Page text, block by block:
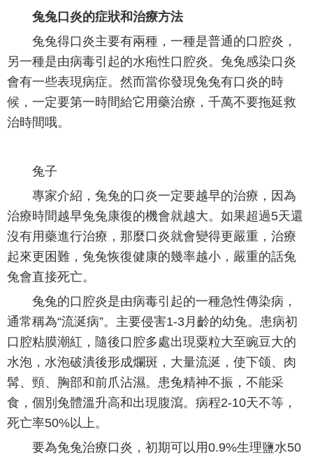
兔兔口炎的症狀和治療方法
兔兔得口炎主要有兩種，一種是普通的口腔炎，
另一種是由病毒引起的水疱性口腔炎。兔兔感染口炎
會有一些表現病症。然而當你發現兔兔有口炎的時
候，一定要第一時間給它用藥治療，千萬不要拖延救
治時間哦。
兔子
專家介紹，兔兔的口炎一定要越早的治療，因為
治療時間越早兔兔康復的機會就越大。如果超過5天還
沒有用藥進行治療，那麼口炎就會變得更嚴重，治療
起來更困難，兔兔恢復健康的幾率越小，嚴重的話兔
兔會直接死亡。
兔兔的口腔炎是由病毒引起的一種急性傳染病，
通常稱為“流涎病”。主要侵害1-3月齡的幼兔。患病初
口腔粘膜潮紅，隨後口腔多處出現粟粒大至豌豆大的
水泡，水泡破潰後形成爛斑，大量流涎，使下颌、肉
髯、頸、胸部和前爪沾濕。患兔精神不振，不能采
食，個別兔體溫升高和出現腹瀉。病程2-10天不等，
死亡率50%以上。
要為兔兔治療口炎，初期可以用0.9%生理鹽水50